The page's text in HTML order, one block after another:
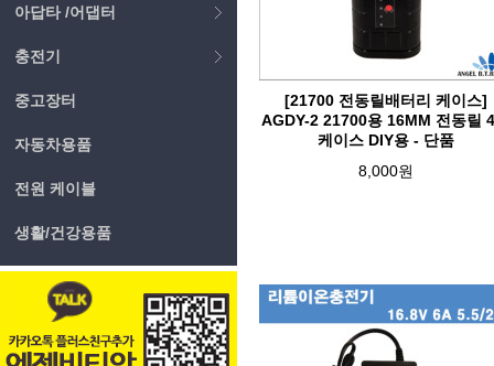
아답타 /어댑터
충전기
중고장터
자동차용품
전원 케이블
생활/건강용품
[21700 전동릴배터리 케이스]
AGDY-2 21700용 16MM 전동릴
케이스 DIY용 - 단품
8,000원